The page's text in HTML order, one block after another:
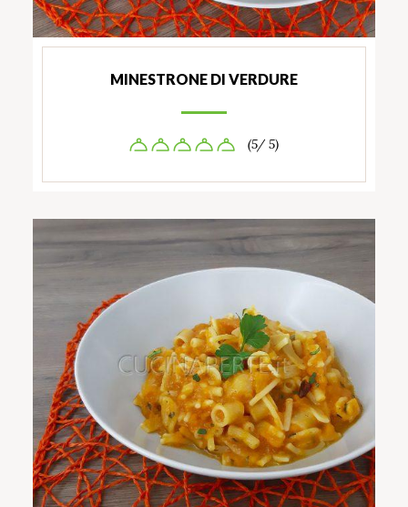
MINESTRONE DI VERDURE
(5/ 5)